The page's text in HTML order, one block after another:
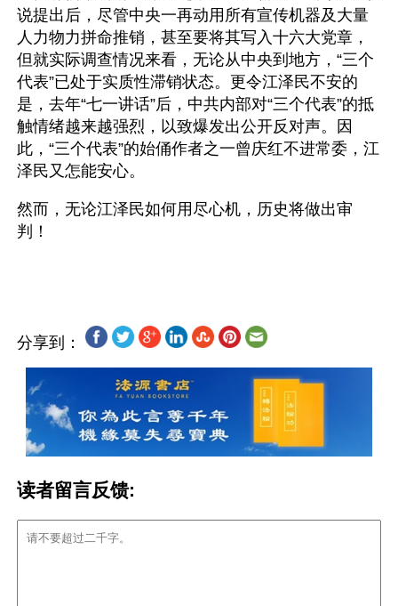
说提出后，尽管中央一再动用所有宣传机器及大量
人力物力拼命推销，甚至要将其写入十六大党章，
但就实际调查情况来看，无论从中央到地方，“三个
代表”已处于实质性滞销状态。更令江泽民不安的
是，去年“七一讲话”后，中共内部对“三个代表”的抵
触情绪越来越强烈，以致爆发出公开反对声。因
此，“三个代表”的始俑作者之一曾庆红不进常委，江
泽民又怎能安心。
然而，无论江泽民如何用尽心机，历史将做出审
判！
分享到：
读者留言反馈: